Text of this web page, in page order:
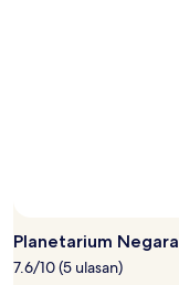
Planetarium Negara
7.6/10 (5 ulasan)